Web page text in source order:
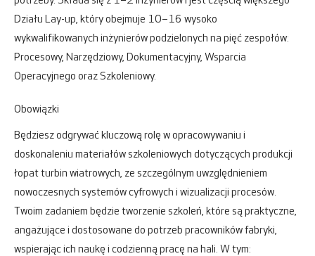
Działu Lay-up, który obejmuje 10–16 wysoko
wykwalifikowanych inżynierów podzielonych na pięć zespołów:
Procesowy, Narzędziowy, Dokumentacyjny, Wsparcia
Operacyjnego oraz Szkoleniowy.
Obowiązki
Będziesz odgrywać kluczową rolę w opracowywaniu i
doskonaleniu materiałów szkoleniowych dotyczących produkcji
łopat turbin wiatrowych, ze szczególnym uwzględnieniem
nowoczesnych systemów cyfrowych i wizualizacji procesów.
Twoim zadaniem będzie tworzenie szkoleń, które są praktyczne,
angażujące i dostosowane do potrzeb pracowników fabryki,
wspierając ich naukę i codzienną pracę na hali. W tym: